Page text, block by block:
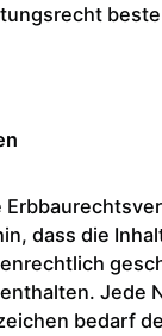
dass die
Jede
bedarf